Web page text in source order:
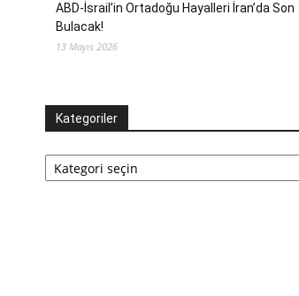
ABD-İsrail’in Ortadoğu Hayalleri İran’da Son
Bulacak!
13 Mayıs 2026
Kategoriler
Kategoriler